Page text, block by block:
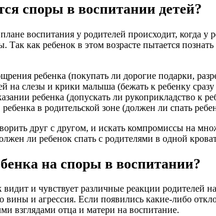
споры в воспитании детей?
воспитания у родителей происходит, когда
как ребенок в этом возрасте пытается
ребенка (покупать ли дорогие подарки,
на слезы и крики малыша (бежать к ребенку
ребенка (допускать ли рукоприкладство к
в родительской зоне (должен ли спать
друг с другом, и искать компромиссы на
ли ребенок спать с родителями в одной
на споры в воспитании?
и чувствует различные реакции родителей
и агрессия. Если появились какие-либо
взглядами отца и матери на воспитание.